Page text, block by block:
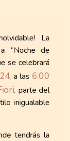
La
“Noche de
se celebrará
, a las6:00
, parte del
inigualable
tendrás la